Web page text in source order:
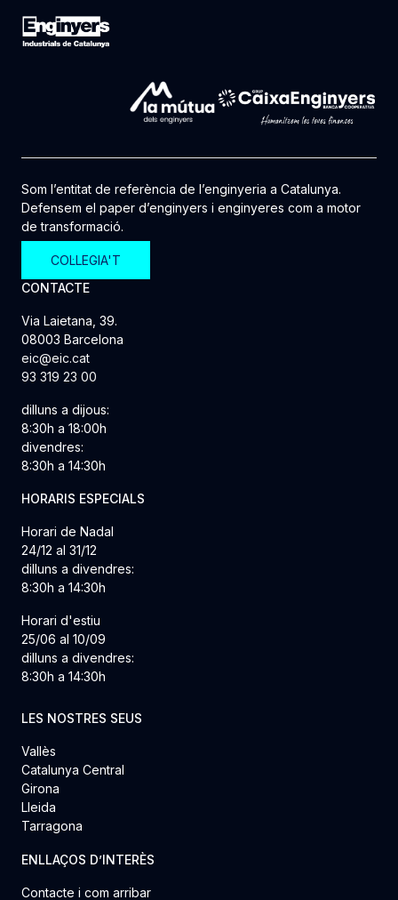
Som l’entitat de referència de l’enginyeria a Catalunya.
Defensem el paper d’enginyers i enginyeres com a motor
de transformació.
COL·LEGIA'T
CONTACTE
Via Laietana, 39.
08003 Barcelona
eic@eic.cat
93 319 23 00
dilluns a dijous:
8:30h a 18:00h
divendres:
8:30h a 14:30h
HORARIS ESPECIALS
Horari de Nadal
24/12 al 31/12
dilluns a divendres:
8:30h a 14:30h
Horari d'estiu
25/06 al 10/09
dilluns a divendres:
8:30h a 14:30h
LES NOSTRES SEUS
Vallès
Catalunya Central
Girona
Lleida
Tarragona
ENLLAÇOS D’INTERÈS
Contacte i com arribar